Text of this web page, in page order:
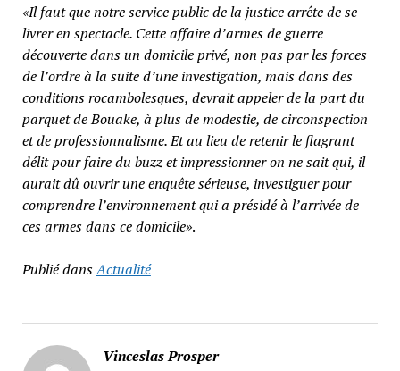
«Il faut que notre service public de la justice arrête de se
livrer en spectacle. Cette affaire d’armes de guerre
découverte dans un domicile privé, non pas par les forces
de l’ordre à la suite d’une investigation, mais dans des
conditions rocambolesques, devrait appeler de la part du
parquet de Bouake, à plus de modestie, de circonspection
et de professionnalisme. Et au lieu de retenir le flagrant
délit pour faire du buzz et impressionner on ne sait qui, il
aurait dû ouvrir une enquête sérieuse, investiguer pour
comprendre l’environnement qui a présidé à l’arrivée de
ces armes dans ce domicile».
Publié dansActualité
Vinceslas Prosper